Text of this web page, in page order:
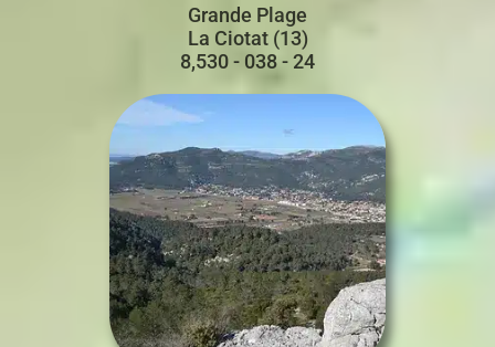
Grande Plage
La Ciotat (13)
8,530 - 038 - 24